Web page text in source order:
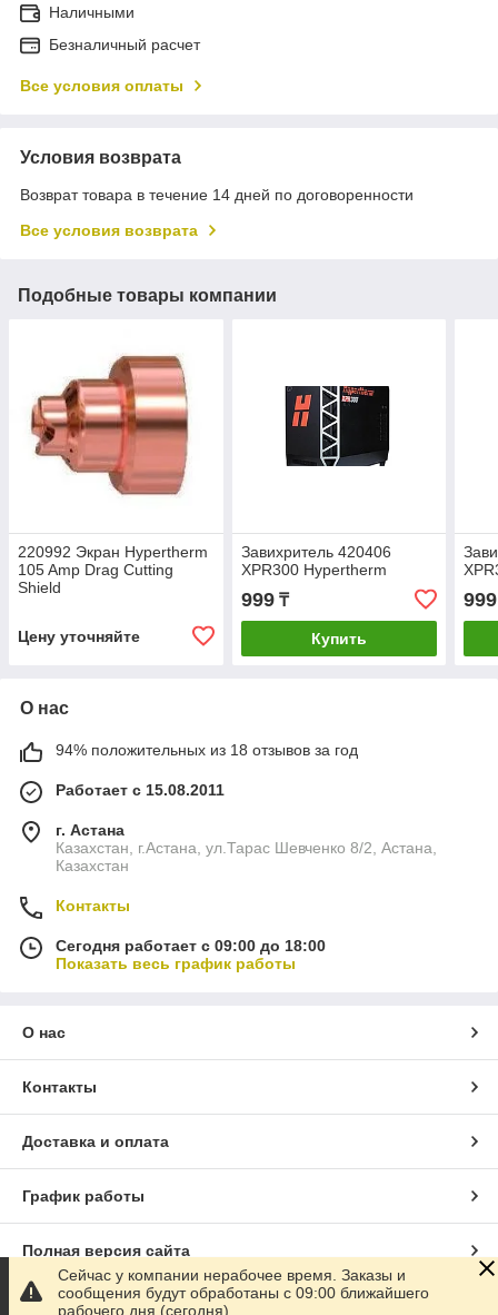
Наличными
Безналичный расчет
Все условия оплаты
Условия возврата
Возврат товара в течение 14 дней по договоренности
Все условия возврата
Подобные товары компании
220992 Экран Hypertherm
105 Amp Drag Cutting
Shield
Цену уточняйте
Завихритель 420406
XPR300 Hypertherm
999₸
Купить
999
О нас
94% положительных из 18 отзывов за год
Работает с 15.08.2011
г. Астана
Казахстан, г.Астана, ул.Тарас Шевченко 8/2, Астана,
Казахстан
Контакты
Сегодня работает с 09:00 до 18:00
Показать весь график работы
О нас
Контакты
Доставка и оплата
График работы
Полная версия сайта
Сайт создан на маркетплейсе
Сейчас у компании нерабочее время. Заказы и
сообщения будут обработаны с 09:00 ближайшего
рабочего дня (сегодня)